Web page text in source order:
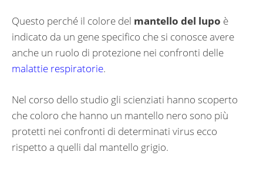
Questo perché il colore del mantello del lupo è
indicato da un gene specifico che si conosce avere
anche un ruolo di protezione nei confronti delle
malattie respiratorie.
Nel corso dello studio gli scienziati hanno scoperto
che coloro che hanno un mantello nero sono più
protetti nei confronti di determinati virus ecco
rispetto a quelli dal mantello grigio.